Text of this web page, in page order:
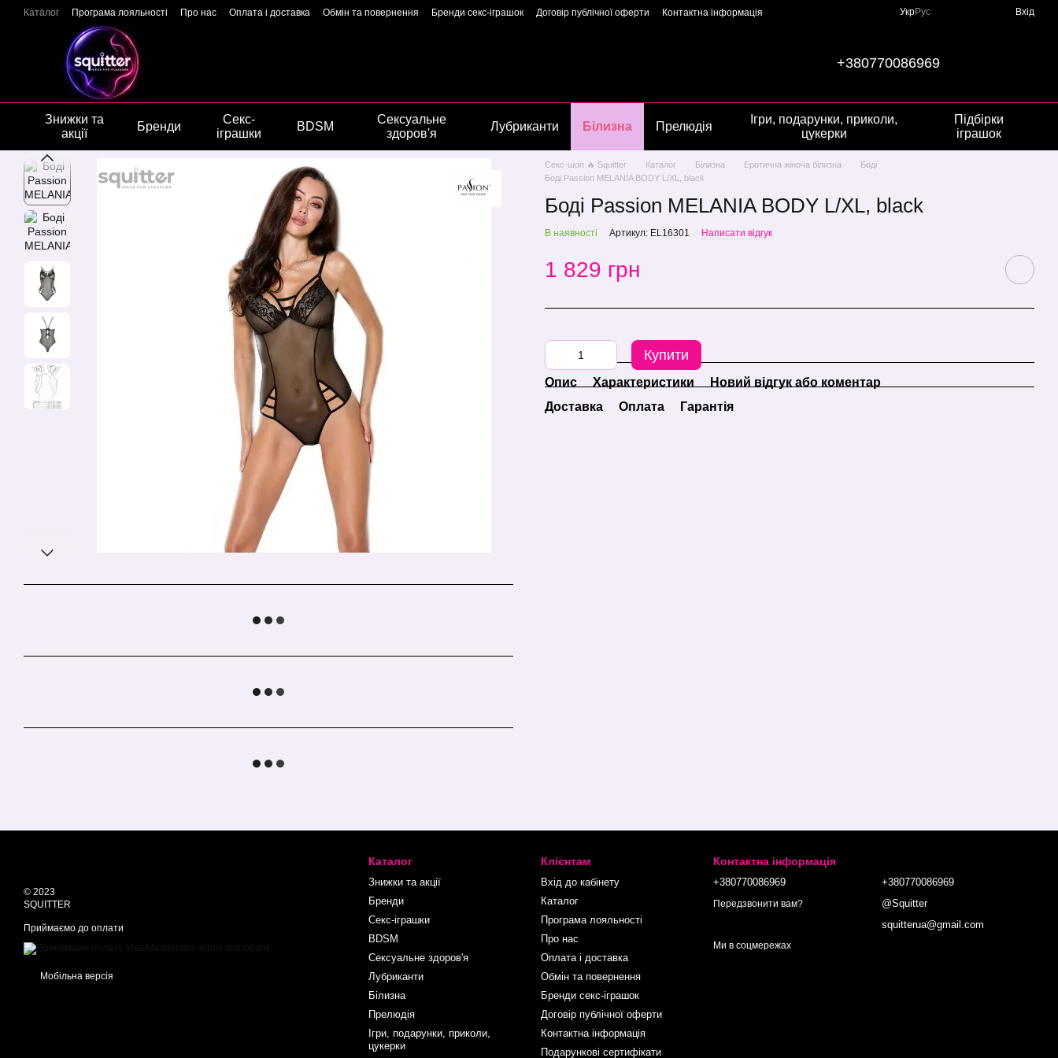
Перейти до основного контенту
Каталог Програма лояльності Про нас Оплата і доставка Обмін та повернення Бренди секс-іграшок Договір публічної оферти
Контактна інформація
Подарункові сертифікати
УкрРус Вхід
+380770086969
Знижки та
акції
Бренди
Секс-
іграшки
BDSM
Сексуальне
здоров'я
Лубриканти Білизна Прелюдія
Ігри, подарунки, приколи,
цукерки
Підбірки
іграшок
Секс-шоп 🔥 Squitter Каталог Білизна Еротична жіноча білизна
Боді
Боді Passion MELANIA BODY L/XL, black
Боді Passion MELANIA BODY L/XL, black
В наявності Артикул: EL16301 Написати відгук
1 829 грн
Купити
Опис Характеристики
Новий відгук або коментар
Доставка
Оплата Гарантія
© 2023
SQUITTER
Приймаємо до оплати
Мобільна версія
Каталог
Знижки та акції
Бренди
Секс-іграшки
BDSM
Сексуальне здоров'я
Лубриканти
Білизна
Прелюдія
Ігри, подарунки, приколи,
цукерки
Клієнтам
Вхід до кабінету
Каталог
Програма лояльності
Про нас
Оплата і доставка
Обмін та повернення
Бренди секс-іграшок
Договір публічної оферти
Контактна інформація
Подарункові сертифікати
Контактна інформація
+380770086969
Передзвонити вам?
+380770086969
@Squitter
squitterua@gmail.com
Ми в соцмережах